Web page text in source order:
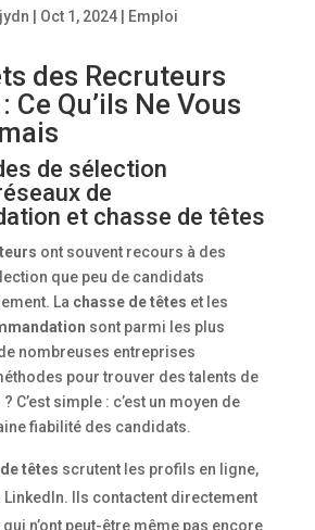
| Oct 1, 2024 | Emploi
des Recruteurs
Ce Qu’ils Ne Vous
de sélection
de
et chasse de têtes
ont souvent recours à des
que peu de candidats
La chasse de têtes et les
sont parmi les plus
nombreuses entreprises
pour trouver des talents de
C’est simple : c’est un moyen de
fiabilité des candidats.
têtes scrutent les profils en ligne,
Ils contactent directement
n’ont peut-être même pas encore